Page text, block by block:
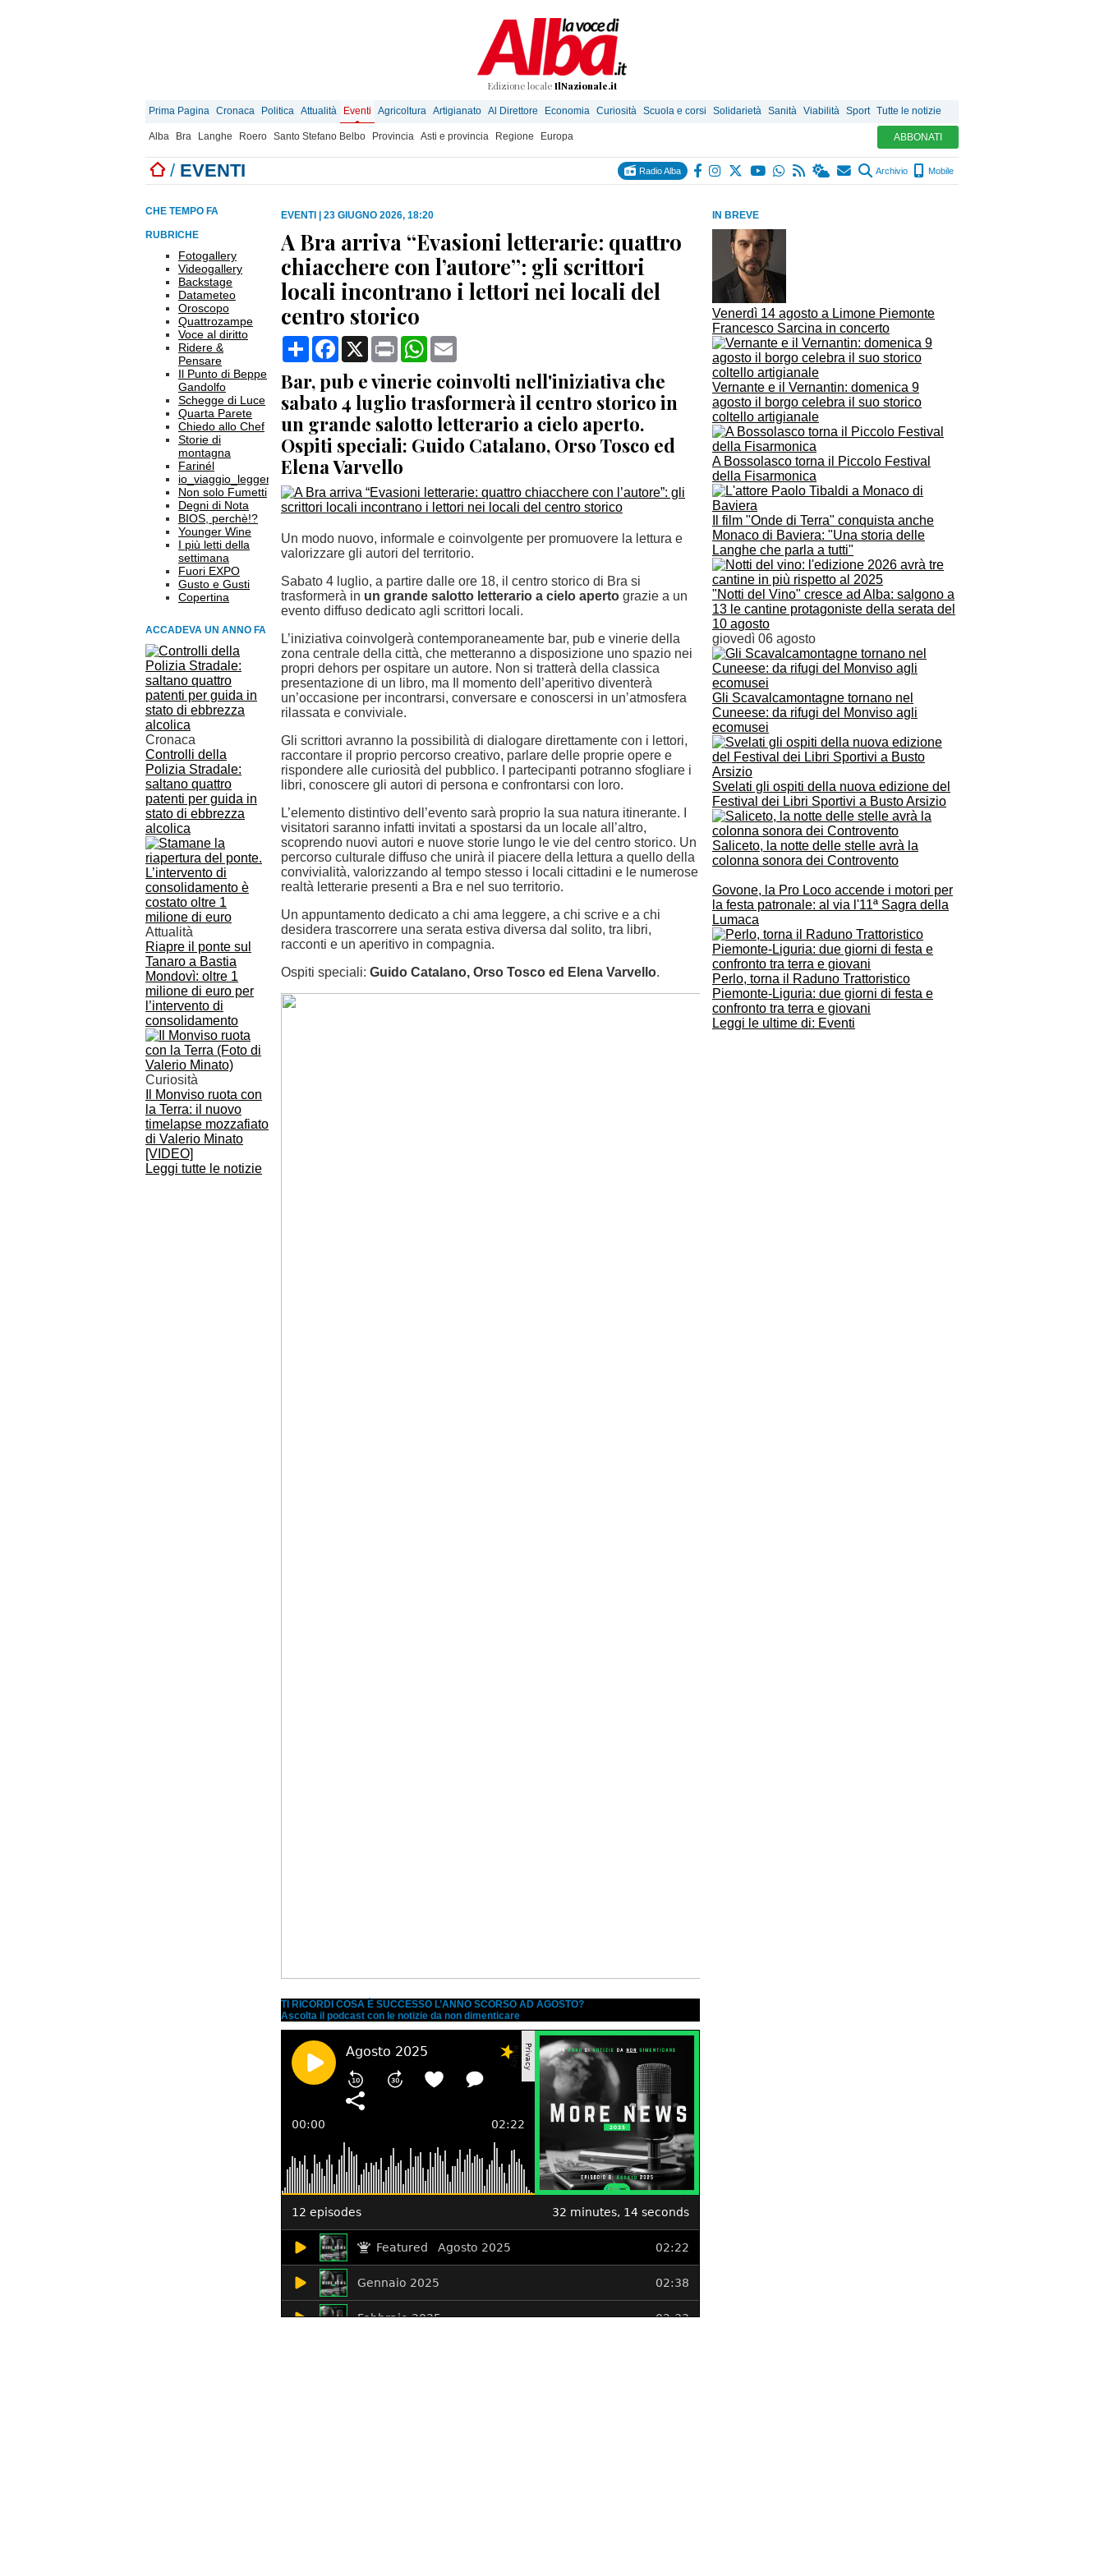
Edizione locale IlNazionale.it
Prima Pagina Cronaca Politica Attualità Eventi Agricoltura Artigianato Al Direttore Economia Curiosità Scuola e corsi Solidarietà Sanità Viabilità Sport Tutte le notizie
Alba Bra Langhe Roero Santo Stefano Belbo Provincia Asti e provincia Regione Europa ABBONATI
/ EVENTI Radio Alba Archivio Mobile
IN BREVE
Venerdì 14 agosto a Limone Piemonte
Francesco Sarcina in concerto
Vernante e il Vernantin: domenica 9
agosto il borgo celebra il suo storico
coltello artigianale
A Bossolasco torna il Piccolo Festival
della Fisarmonica
Il film "Onde di Terra" conquista anche
Monaco di Baviera: "Una storia delle
Langhe che parla a tutti"
"Notti del Vino" cresce ad Alba: salgono a
13 le cantine protagoniste della serata del
10 agosto
giovedì 06 agosto
Gli Scavalcamontagne tornano nel
Cuneese: da rifugi del Monviso agli
ecomusei
Svelati gli ospiti della nuova edizione del
Festival dei Libri Sportivi a Busto Arsizio
Saliceto, la notte delle stelle avrà la
colonna sonora dei Controvento
Govone, la Pro Loco accende i motori per
la festa patronale: al via l'11ª Sagra della
Lumaca
Perlo, torna il Raduno Trattoristico
Piemonte-Liguria: due giorni di festa e
confronto tra terra e giovani
Leggi le ultime di: Eventi
CHE TEMPO FA
RUBRICHE
Fotogallery
Videogallery
Backstage
Datameteo
Oroscopo
Quattrozampe
Voce al diritto
Ridere &
Pensare
Il Punto di Beppe
Gandolfo
Schegge di Luce
Quarta Parete
Chiedo allo Chef
Storie di
montagna
Farinél
io_viaggio_leggero
Non solo Fumetti
Degni di Nota
BIOS, perchè!?
Younger Wine
I più letti della
settimana
Fuori EXPO
Gusto e Gusti
Copertina
ACCADEVA UN ANNO FA
Cronaca
Controlli della
Polizia Stradale:
saltano quattro
patenti per guida in
stato di ebbrezza
alcolica
Attualità
Riapre il ponte sul
Tanaro a Bastia
Mondovì: oltre 1
milione di euro per
l’intervento di
consolidamento
Curiosità
Il Monviso ruota con
la Terra: il nuovo
timelapse mozzafiato
di Valerio Minato
[VIDEO]
Leggi tutte le notizie
EVENTI 23 GIUGNO 2026, 18:20
A Bra arriva “Evasioni letterarie: quattro
chiacchere con l’autore”: gli scrittori
locali incontrano i lettori nei locali del
centro storico
CondividiFacebook
X Print WhatsApp
Bar, pub e vinerie coinvolti nell'iniziativa che
sabato 4 luglio trasformerà il centro storico in
un grande salotto letterario a cielo aperto.
Ospiti speciali: Guido Catalano, Orso Tosco ed
Elena Varvello
Un modo nuovo, informale e coinvolgente per promuovere la lettura e
valorizzare gli autori del territorio.
Sabato 4 luglio, a partire dalle ore 18, il centro storico di Bra si
trasformerà in un grande salotto letterario a cielo aperto grazie a un
evento diffuso dedicato agli scrittori locali.
L’iniziativa coinvolgerà contemporaneamente bar, pub e vinerie della
zona centrale della città, che metteranno a disposizione uno spazio nei
propri dehors per ospitare un autore. Non si tratterà della classica
presentazione di un libro, ma Il momento dell’aperitivo diventerà
un’occasione per incontrarsi, conversare e conoscersi in un’atmosfera
rilassata e conviviale.
Gli scrittori avranno la possibilità di dialogare direttamente con i lettori,
raccontare il proprio percorso creativo, parlare delle proprie opere e
rispondere alle curiosità del pubblico. I partecipanti potranno sfogliare i
libri, conoscere gli autori di persona e confrontarsi con loro.
L’elemento distintivo dell’evento sarà proprio la sua natura itinerante. I
visitatori saranno infatti invitati a spostarsi da un locale all’altro,
scoprendo nuovi autori e nuove storie lungo le vie del centro storico. Un
percorso culturale diffuso che unirà il piacere della lettura a quello della
convivialità, valorizzando al tempo stesso i locali cittadini e le numerose
realtà letterarie presenti a Bra e nel suo territorio.
Un appuntamento dedicato a chi ama leggere, a chi scrive e a chi
desidera trascorrere una serata estiva diversa dal solito, tra libri,
racconti e un aperitivo in compagnia.
Ospiti speciali: Guido Catalano, Orso Tosco ed Elena Varvello.
TI RICORDI COSA È SUCCESSO L’ANNO SCORSO AD AGOSTO?
Ascolta il podcast con le notizie da non dimenticare